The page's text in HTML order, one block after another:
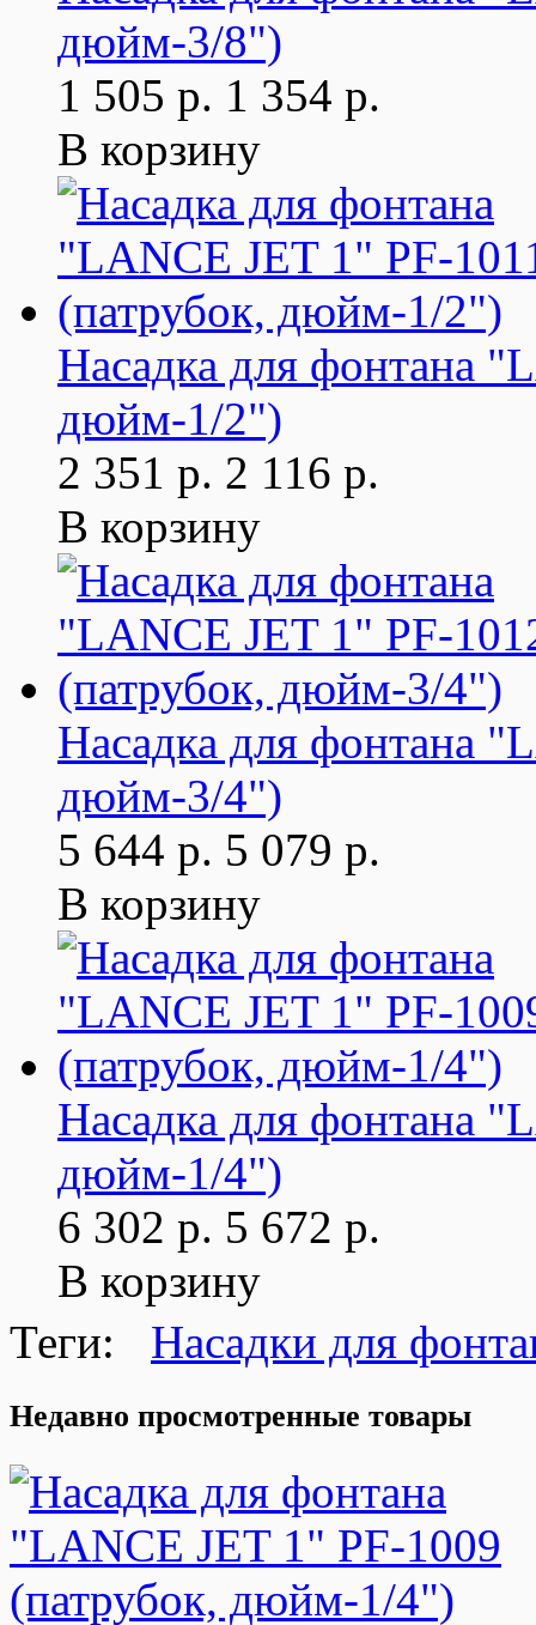
дюйм-3/8")
1 505 р. 1 354 р.
В корзину
Насадка для фонтана
дюйм-1/2")
2 351 р. 2 116 р.
В корзину
Насадка для фонтана
дюйм-3/4")
5 644 р. 5 079 р.
В корзину
Насадка для фонтана
дюйм-1/4")
6 302 р. 5 672 р.
В корзину
Теги: Насадки для
Недавно просмотренные товары